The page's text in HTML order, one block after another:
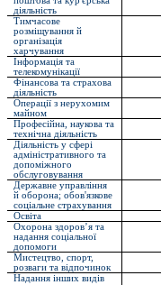
діяльність
Тимчасове
розміщування й
організація
харчування
Інформація та
телекомунікації
Фінансова та страхова
діяльність
Операції з нерухомим
майном
Професійна, наукова та
технічна діяльність
Діяльність у сфері
адміністративного та
допоміжного
обслуговування
Державне управління
й оборона; обов'язкове
соціальне страхування
Освіта
Охорона здоров’я та
надання соціальної
допомоги
Мистецтво, спорт,
розваги та відпочинок
Надання інших видів